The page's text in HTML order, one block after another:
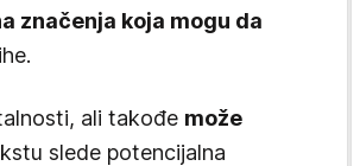
značenja koja mogu da
ali takođe može
slede potencijalna